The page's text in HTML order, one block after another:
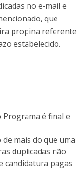
no e-mail e
que
propina referente
estabelecido.
Programa é final e
mais do que uma
duplicadas não
candidatura pagas